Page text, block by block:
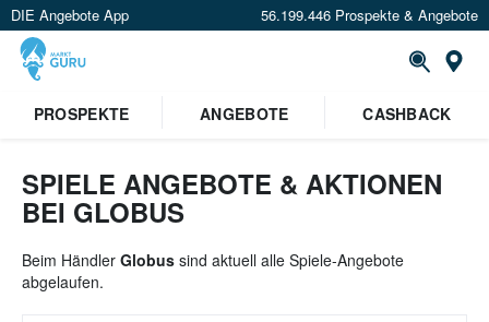
DIE Angebote App 56.199.446 Prospekte & Angebote
Standort festlegen
PROSPEKTE ANGEBOTE CASHBACK
SPIELE ANGEBOTE & AKTIONEN
BEI GLOBUS
Beim Händler Globus sind aktuell alle Spiele-Angebote
abgelaufen.